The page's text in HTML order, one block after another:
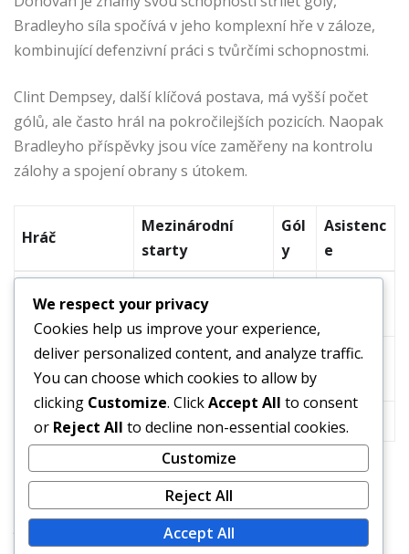
Bradleyho síla spočívá v jeho komplexní hře v záloze,
kombinující defenzivní práci s tvůrčími schopnostmi.
Clint Dempsey, další klíčová postava, má vyšší počet
gólů, ale často hrál na pokročilejších pozicích. Naopak
Bradleyho příspěvky jsou více zaměřeny na kontrolu
zálohy a spojení obrany s útokem.
Hráč
Mezinárodní
starty
Gól
y
Asistenc
e
Bradley
150+
Landon
Donovan
157 57
Clint Dempsey 141 57 20
Toto srovnání zdůrazňuje Bradleyho konzistentní
příspěvky v asistencích a celkové hře, čímž upevňuje
jeho roli jako základního kamene amerického
národního týmu během jeho kariéry.
We respect your privacy
Cookies help us improve your experience,
deliver personalized content, and analyze traffic.
You can choose which cookies to allow by
clicking Customize. ClickAccept All to consent
or Reject All to decline non-essential cookies.
Customize
Reject All
Accept All